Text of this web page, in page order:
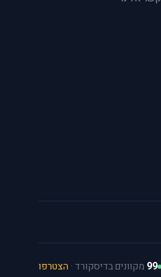
99 מקוונים בדיסקורד · הצטרפו